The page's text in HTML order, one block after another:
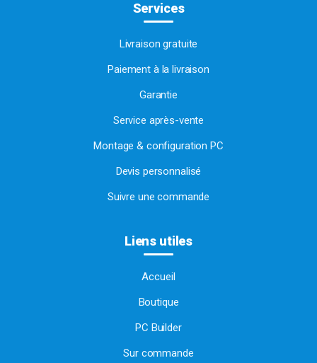
Services
Livraison gratuite
Paiement à la livraison
Garantie
Service après-vente
Montage & configuration PC
Devis personnalisé
Suivre une commande
Liens utiles
Accueil
Boutique
PC Builder
Sur commande